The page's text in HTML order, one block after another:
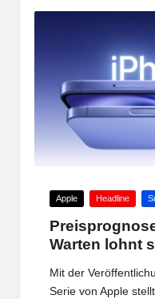
Posted
Apple Headline
Warten lohnt
Mit der
Serie von Apple